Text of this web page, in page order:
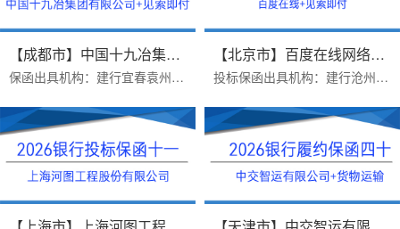
【成都市】中国十九冶集团有限公...
保函出具机构：建行宜春袁州支行保函受益人：中国十九冶集团有限公司办理时效：三个工作日办理优势：1.保函见索即付格式，富民银行不免反担保，建行免反担保，上门重签2.23...
【北京市】百度在线网络技术（北...
投标保函出具机构：建行沧州新华路支行保函受益人：百度在线网络技术（北京）有限公司保函金额：200000出函时间：2026年07月16日办理优势：1 完全符合招标公告要求2费用便宜...